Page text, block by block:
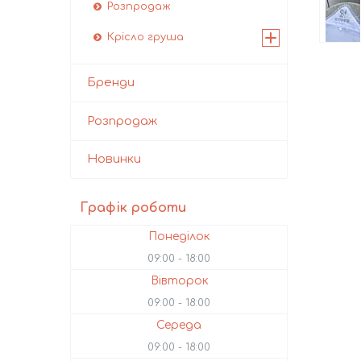
Розпродаж
Крісло груша
Бренди
Розпродаж
Новинки
Графік роботи
Понеділок
09:00 18:00
Вівторок
09:00 18:00
Середа
09:00 18:00